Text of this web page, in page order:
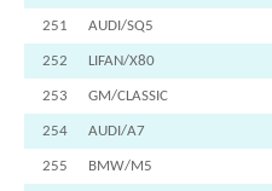
251 AUDI/SQ5
252 LIFAN/X80
253 GM/CLASSIC
254 AUDI/A7
255 BMW/M5